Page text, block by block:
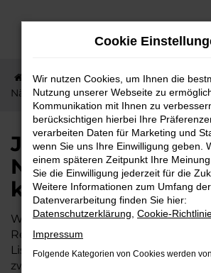
Zum
Startseite Bad Nauheim
Jetzt
Nähe von Bad Nauheim kaufen
Jetzt Ihren KGM
Nähe von Bad
kaufen
Wer sich für einen KGM
Region Bad Nauheim gute Karten.
Lisson existiert bereits seit 1974
zweiten Generation
Cookie
Wir nutzen Cookies, um Ihnen die
Nutzung unserer Webseite zu
Kommunikation mit Ihnen zu
berücksichtigen hierbei Ihre
verarbeiten Daten für Marketing und
wenn Sie uns Ihre Einwilligung geben.
einem späteren Zeitpunkt Ihre
Sie die Einwilligung jederzeit für die
Weitere Informationen zum Umfang der
Datenverarbeitung finden Sie hier:
Datenschutzerklärung Cookie-
Impressum
Folgende Kategorien von Cookies werden